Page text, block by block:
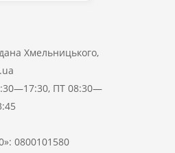
Хмельницького,
ПТ 08:30—
0800101580